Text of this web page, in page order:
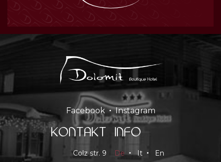
Facebook Instagram
KONTAKT
Colz str. 9
INFO
De It En